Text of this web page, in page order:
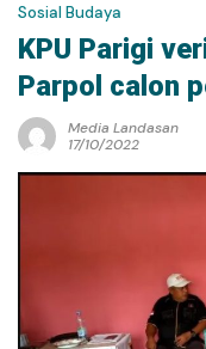
Sosial Budaya
KPU Parigi
Parpol calon
Media Landasan
17/10/2022